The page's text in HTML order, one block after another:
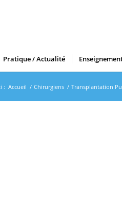
Pratique / Actualité
: Accueil / Chirurgiens / Transplantation